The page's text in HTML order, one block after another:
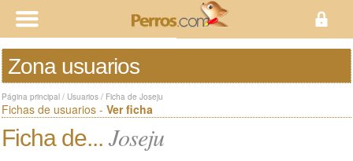
Zona usuarios
Página principal / Usuarios / Ficha de Joseju
Fichas de usuarios - Ver ficha
Ficha de... Joseju